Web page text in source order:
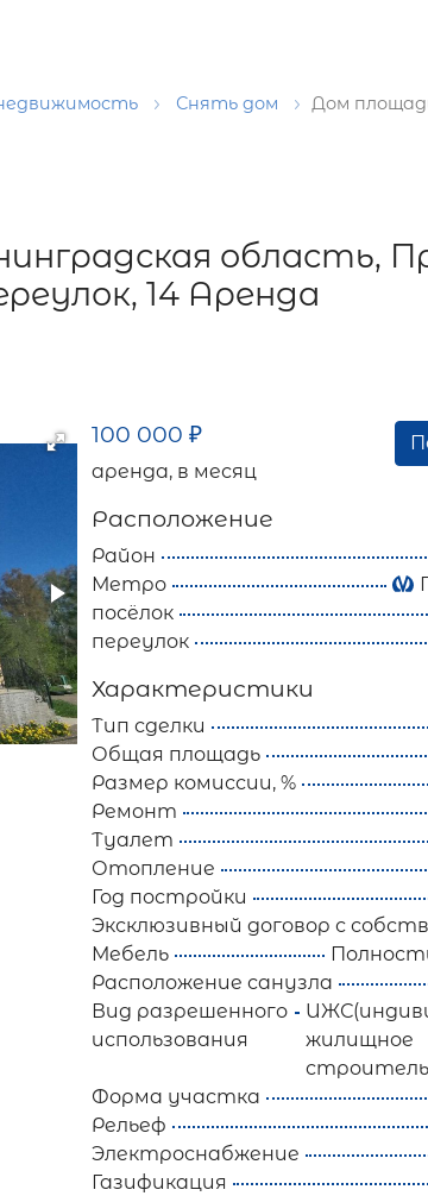
Снять дом Дом
область,
14 Аренда
100 000₽
аренда, в месяц
Расположение
Район
Метро
посёлок
переулок
Характеристики
Тип сделки
Общая площадь
Размер комиссии, %
Ремонт
Туалет
Отопление
Год постройки
Эксклюзивный договор с
Мебель
Расположение санузла
Вид разрешенного
использования
жилищное
Форма участка
Рельеф
Электроснабжение
Газификация